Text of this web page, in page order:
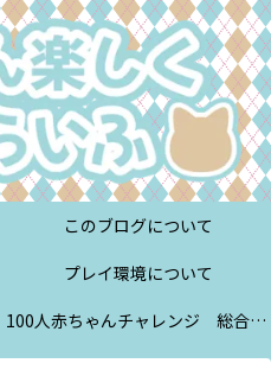
このブログについて
プレイ環境について
100人赤ちゃんチャレンジ 総合案内